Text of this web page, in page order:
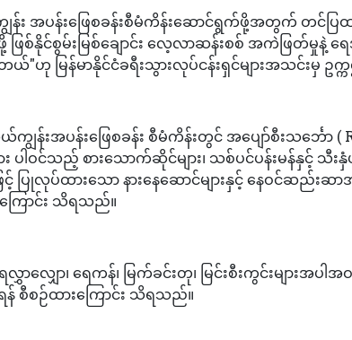
န်း အပန်းဖြေစခန်းစီမံကိန်းဆောင်ရွက်ဖို့အတွက် တင်ပ
စ်နိုင်စွမ်းမြစ်ချောင်း လေ့လာဆန်းစစ် အကဲဖြတ်မှုနဲ့
"ဟု မြန်မာနိုင်ငံခရီးသွားလုပ်ငန်းရှင်များအသင်းမှ ဥက္က
န်းအပန်းဖြေစခန်း စီမံကိန်းတွင် အပျော်စီးသင်္ဘော (
း ပါဝင်သည့် စားသောက်ဆိုင်များ၊ သစ်ပင်ပန်းမန်နှင့် သီးနှံ
င့် ပြုလုပ်ထားသော နားနေဆောင်များနှင့် နေဝင်ဆည်း
ြောင်း သိရသည်။
လွှာလျှော၊ ရေကန်၊ မြက်ခင်းတု၊ မြင်းစီးကွင်းများ
စီစဉ်ထားကြောင်း သိရသည်။